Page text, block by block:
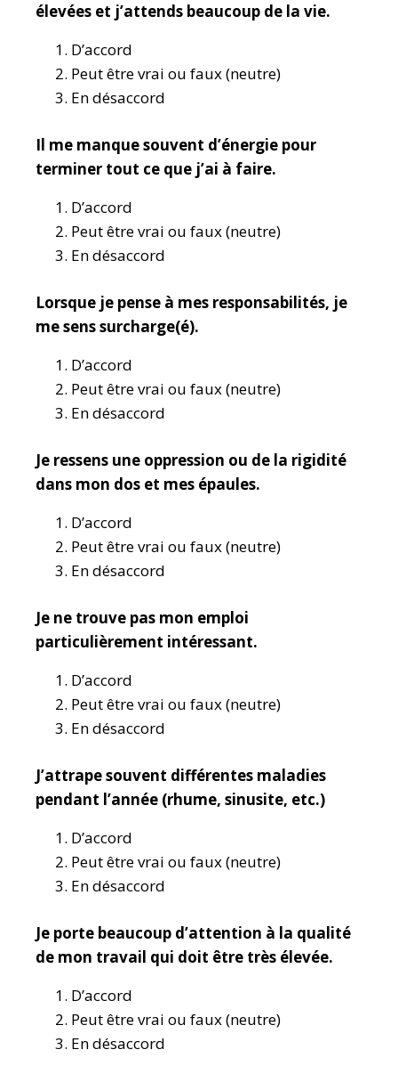
élevées et j’attends beaucoup de la vie.
D’accord
Peut être vrai ou faux (neutre)
En désaccord
Il me manque souvent d’énergie pour
terminer tout ce que j’ai à faire.
D’accord
Peut être vrai ou faux (neutre)
En désaccord
Lorsque je pense à mes responsabilités, je
me sens surcharge(é).
D’accord
Peut être vrai ou faux (neutre)
En désaccord
Je ressens une oppression ou de la rigidité
dans mon dos et mes épaules.
D’accord
Peut être vrai ou faux (neutre)
En désaccord
Je ne trouve pas mon emploi
particulièrement intéressant.
D’accord
Peut être vrai ou faux (neutre)
En désaccord
J’attrape souvent différentes maladies
pendant l’année (rhume, sinusite, etc.)
D’accord
Peut être vrai ou faux (neutre)
En désaccord
Je porte beaucoup d’attention à la qualité
de mon travail qui doit être très élevée.
D’accord
Peut être vrai ou faux (neutre)
En désaccord